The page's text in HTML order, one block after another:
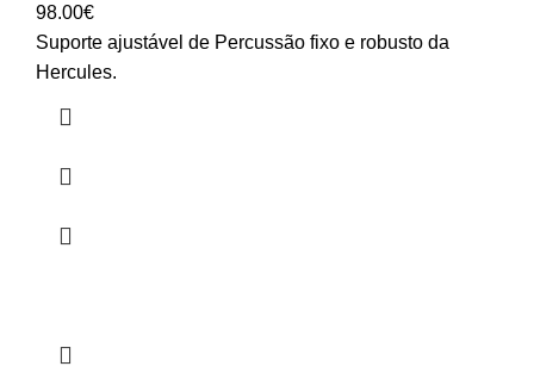
98.00€
Suporte ajustável de Percussão fixo e robusto da
Hercules.